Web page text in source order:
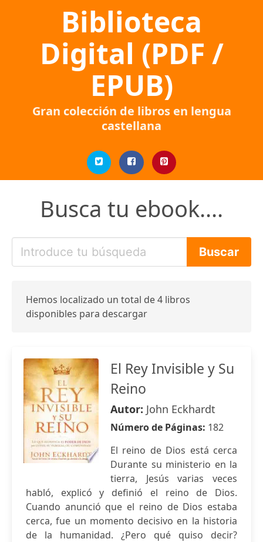
Biblioteca
Digital (PDF /
EPUB)
Gran colección de libros en lengua
castellana
Busca tu ebook....
Hemos localizado un total de 4 libros
disponibles para descargar
El Rey Invisible y Su
Reino
Autor: John Eckhardt
Número de Páginas: 182
El reino de Dios está cerca
Durante su ministerio en la
tierra, Jesús varias veces
habló, explicó y definió el reino de Dios.
Cuando anunció que el reino de Dios estaba
cerca, fue un momento decisivo en la historia
de la humanidad. ¿Pero qué quiso decir?